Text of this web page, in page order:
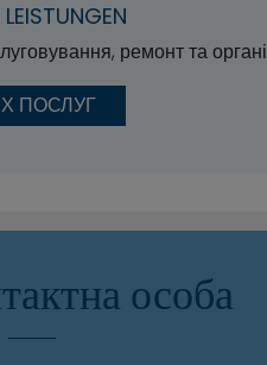
ремонт та
ПОСЛУГ
особа